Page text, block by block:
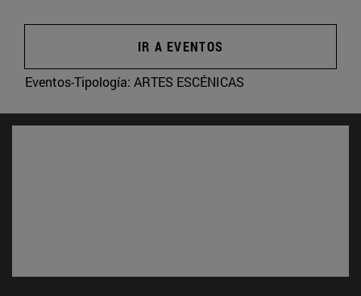
IR A EVENTOS
Eventos-Tipología: ARTES ESCÉNICAS